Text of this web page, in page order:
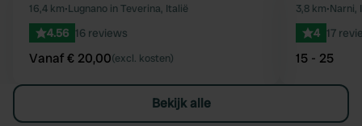
Favoriet
16,4 km•Lugnano in Teverina, Italië
4.56 16 reviews
Vanaf € 20,00(excl. kosten)
3,8 km•Narni,
4 17
15 - 25
Bekijk alle